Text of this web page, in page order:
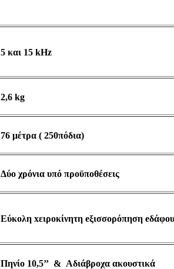
5 και 15 kHz
2,6 kg
76 μέτρα ( 250πόδια)
Δύο χρόνια υπό προϋποθέσεις
Εύκολη xειροκίνητη eξισσορόπηση
Πηνίο 10,5’’ & Aδιάβροχα ακουστικά